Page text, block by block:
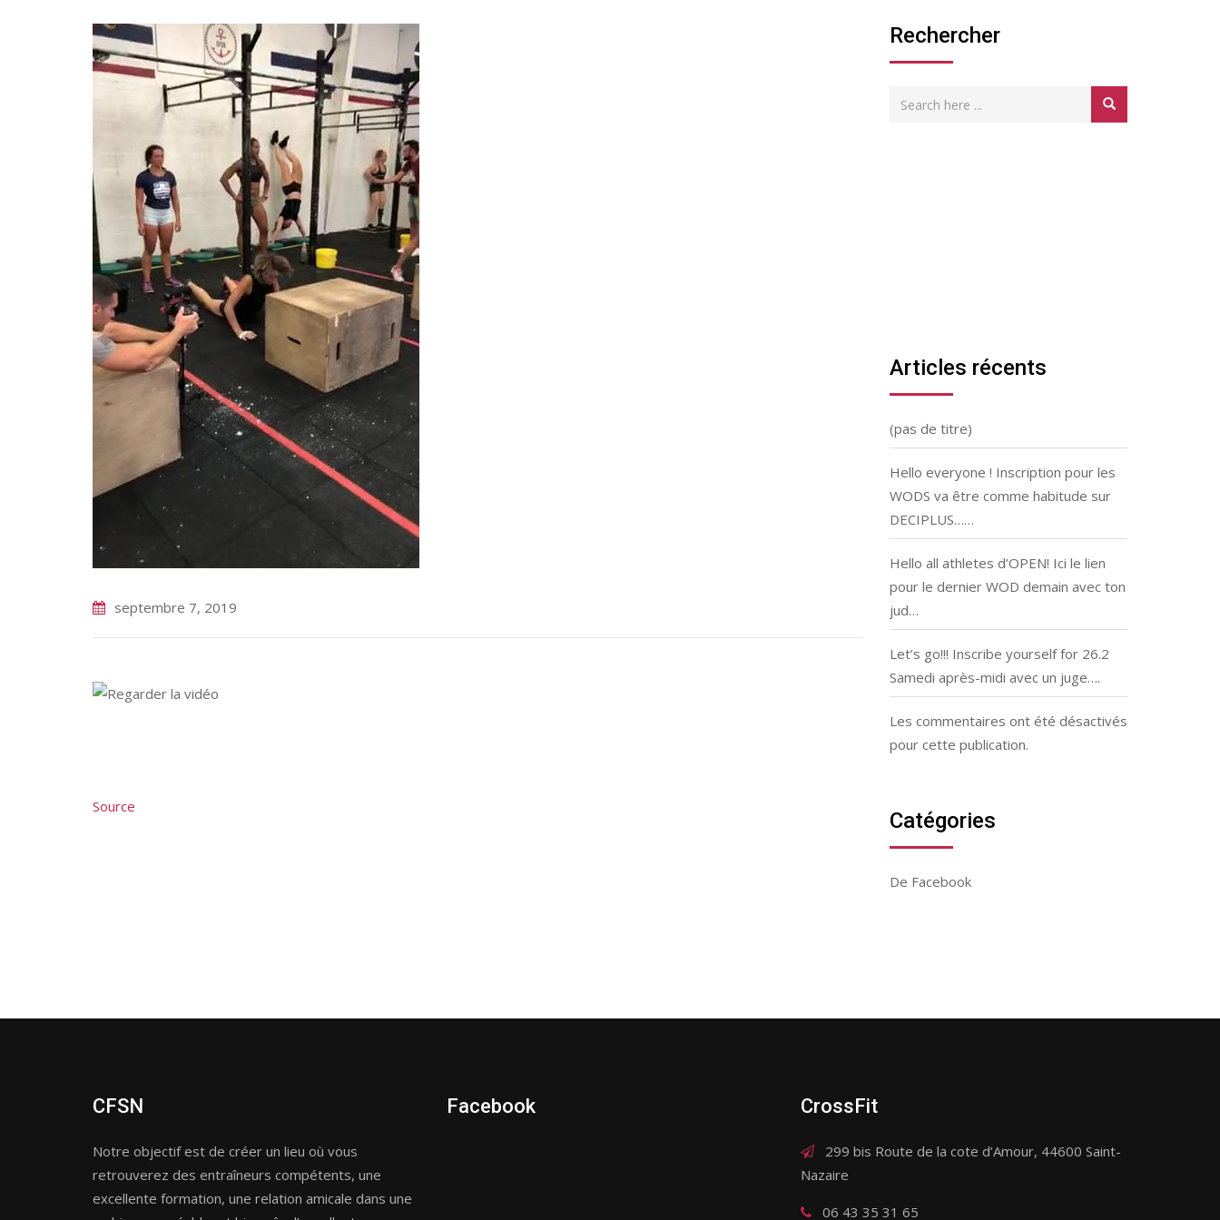
septembre 7, 2019
Source
Rechercher
Articles récents
(pas de titre)
Hello everyone ! Inscription pour les
WODS va être comme habitude sur
DECIPLUS……
Hello all athletes d’OPEN! Ici le lien
pour le dernier WOD demain avec ton
jud…
Let’s go!!! Inscribe yourself for 26.2
Samedi après-midi avec un juge….
Les commentaires ont été désactivés
pour cette publication.
Catégories
De Facebook
CFSN
Notre objectif est de créer un lieu où vous
retrouverez des entraîneurs compétents, une
excellente formation, une relation amicale dans une
Facebook CrossFit
299 bis Route de la cote d’Amour, 44600 Saint-
Nazaire
06 43 35 31 65